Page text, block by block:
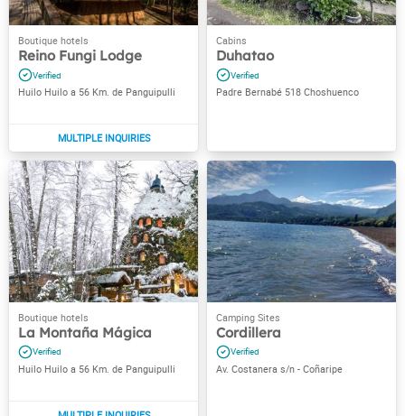
Reino Fungi Lodge
Huilo Huilo a 56 Km. de Panguipulli
Duhatao
Padre Bernabé 518 Choshuenco
La Montaña Mágica
Huilo Huilo a 56 Km. de Panguipulli
Cordillera
Av. Costanera s/n - Coñaripe